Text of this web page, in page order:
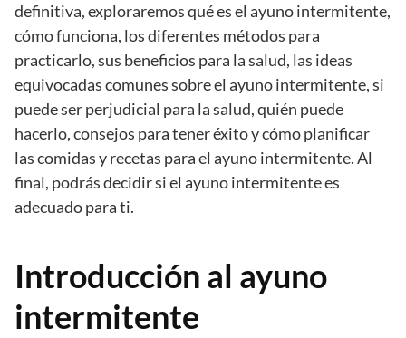
definitiva, exploraremos qué es el ayuno intermitente,
cómo funciona, los diferentes métodos para
practicarlo, sus beneficios para la salud, las ideas
equivocadas comunes sobre el ayuno intermitente, si
puede ser perjudicial para la salud, quién puede
hacerlo, consejos para tener éxito y cómo planificar
las comidas y recetas para el ayuno intermitente. Al
final, podrás decidir si el ayuno intermitente es
adecuado para ti.
Introducción al ayuno
intermitente